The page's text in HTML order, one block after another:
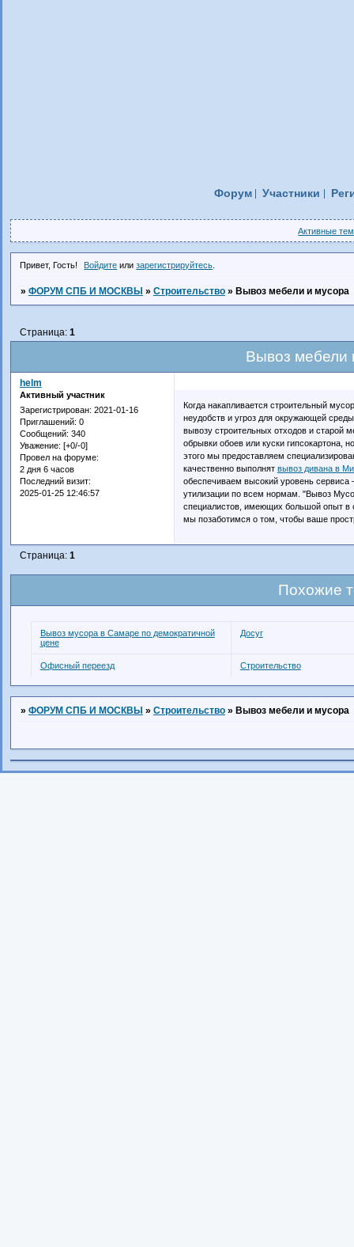
Форум Участники
Активные
Привет, Гость! Войдите илизарегистрируйтесь
» ФОРУМ СПБ И МОСКВЫ » Строительство » Вывоз мебели и мусора
Вывоз мебели
Страница: 1
helm
Активный участник
Зарегистрирован: 2021-01-16
Приглашений: 0
Сообщений: 340
Уважение: [+0/-0]
Провел на форуме:
2 дня 6 часов
Последний визит:
2025-01-25 12:46:57
Когда накапливается строительный
неудобств и угроз для окружающей
вывозу строительных отходов и старой
обрывки обоев или куски гипсокартона,
этого мы предоставляем
качественно выполнят вывоз дивана в
обеспечиваем высокий уровень
утилизации по всем нормам. "Вывоз
специалистов, имеющих большой опыт в
мы позаботимся о том, чтобы ваше
Страница: 1
Похожие
Вывоз мусора в Самаре по демократичной
цене
Досуг
Офисный переезд Строительство
» ФОРУМ СПБ И МОСКВЫ » Строительство » Вывоз мебели и мусора